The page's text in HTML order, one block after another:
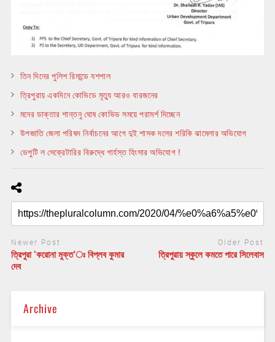
তিন দিনের পুলিশ রিমান্ডে যশপাল
ত্রিপুরায় একদিনে কোভিডে মৃত্যু আরও বারজনের
মনের ডাক্তার শান্তনু ঘোষ কোভিড সময়ে পরামর্শ দিচ্ছেন
উপজাতি জেলা পরিষদ নির্বাচনের আগে দুই শাসক দলের শরিকি ঝামেলার অভিযোগ
ডেপুটি ল সেক্রেটারির বিরুদ্ধে গার্হস্ত হিংসার অভিযোগ !
Newer Post
ত্রিপুরা ‘করোনা মুক্ত’ঃ বিপ্লব কুমার
দেব
Older Post
ত্রিপুরায় স্কুলে কমতে পারে সিলেবাস
Archive